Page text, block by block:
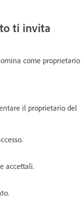
ti invita
come proprietario
il proprietario del
accettali.